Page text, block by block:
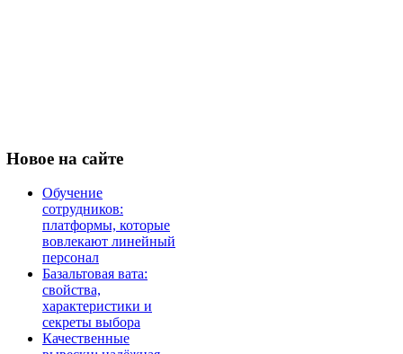
Новое на сайте
Обучение
сотрудников:
платформы, которые
вовлекают линейный
персонал
Базальтовая вата:
свойства,
характеристики и
секреты выбора
Качественные